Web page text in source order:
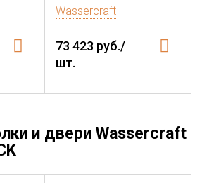
Wassercraft
73 423 руб./
шт.
и двери Wassercraft